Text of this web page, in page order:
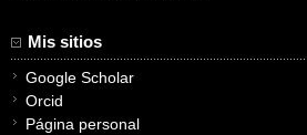
Mis sitios
Google Scholar
Orcid
Página personal